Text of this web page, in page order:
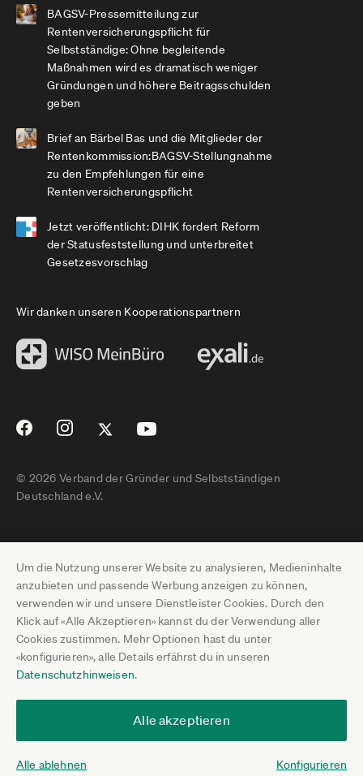
Um die Nutzung unserer Website zu analysieren, Medieninhalte
anzubieten und passende Werbung anzeigen zu können,
verwenden wir und unsere Dienstleister Cookies. Durch den
Klick auf «Alle Akzeptieren» kannst du der Verwendung aller
Cookies zustimmen. Mehr Optionen hast du unter
«konfigurieren», alle Details erfährst du in unseren
Datenschutzhinweisen.
Alle akzeptieren
Alle ablehnen Konfigurieren
BAGSV-Pressemitteilung zur
Rentenversicherungspflicht für
Selbstständige: Ohne begleitende
Maßnahmen wird es dramatisch weniger
Gründungen und höhere Beitragsschulden
geben
Brief an Bärbel Bas und die Mitglieder der
Rentenkommission:BAGSV-Stellungnahme
zu den Empfehlungen für eine
Rentenversicherungspflicht
Jetzt veröffentlicht: DIHK fordert Reform
der Statusfeststellung und unterbreitet
Gesetzesvorschlag
Wir danken unseren Kooperationspartnern
© 2026 Verband der Gründer und Selbstständigen
Deutschland e.V.
Impressum
Datenschutz
Pressebereich
Jobs